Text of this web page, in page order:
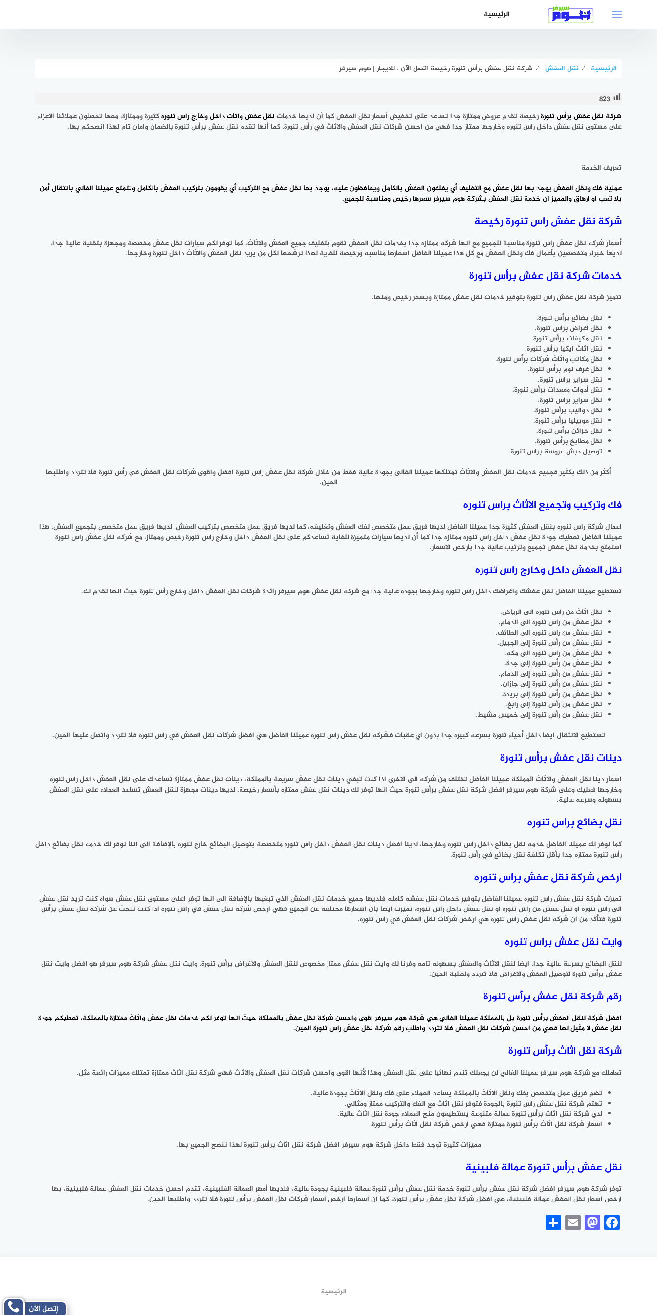
الرئيسية
الرئيسية ⁄ نقل العفش ⁄ شركة نقل عفش برأس تنورة رخيصة اتصل الآن : للايجار | هوم سيرفر
823
شركة نقل عفش برأس تنورةرخيصة تقدم عروض ممتازة جدا تساعد على تخفيض أسعار نقل العفش كما أن لديها خدمات نقل عفش واثاث داخل وخارج راس تنورهكثيرة وممتازة، معها تحصلون عملائنا الاعزاء
على مستوى نقل عفش داخل راس تنوره وخارجها ممتاز جدا فهي من احسن شركات نقل العفش والاثاث في رأس تنورة، كما أنها تقدم نقل عفش برأس تنورة بالضمان وامان تام لهذا انصحكم بها.
تعريف الخدمة
عملية فك ونقل العفش يوجد بها نقل عفش مع التغليفأي يغلفون العفش بالكامل ويحافظون عليه، يوجد بها نقل عفش مع التركيب أي يقومون بتركيب العفش بالكامل وتتمتع عميلنا الغالي بانتقال أمن
بلا تعب او ارهاق والمميز ان خدمة نقل العفش بشركة هوم سيرفر سعرها رخيص ومناسبة للجميع.
شركة نقل عفش راس تنورة رخيصة
أسعار شركه نقل عفش راس تنورة مناسبة للجميع مع انها شركه ممتازه جدا بخدمات نقل العفش تقوم بتغليف جميع العفش والاثاث، كما توفر لكم سيارات نقل عفش مخصصة ومجهزة بتقنية عالية جدا،
لديها خبراء متخصصين بأعمال فك ونقل العفش مع كل هذا عميلنا الفاضل اسعارها مناسبه ورخيصة للغاية لهذا نرشحها لكل من يريد نقل العفش والاثاث داخل تنورة وخارجها.
خدمات شركة نقل عفش برأس تنورة
تتميز شركة نقل عفش راس تنورة بتوفير خدمات نقل عفش ممتازة وبسعر رخيص ومنها.
نقل بضائع برأس تنورة.
نقل اغراض براس تنورة.
نقل مكيفات برأس تنورة.
نقل اثاث ايكيا برأس تنورة.
نقل مكاتب واثاث شركات برأس تنورة.
نقل غرف نوم برأس تنورة.
نقل سراير براس تنورة.
نقل أدوات ومعدات برأس تنورة.
نقل سراير براس تنورة.
نقل دواليب برأس تنورة.
نقل موبيليا برأس تنورة.
نقل خزائن برأس تنورة.
نقل مطابخ برأس تنورة.
توصيل دبش عروسة براس تنورة.
أكثر من ذلك بكثير فجميع خدمات نقل العفش والاثاث تمتلكها عميلنا الغالي بجودة عالية فقط من خلال شركة نقل عفش راس تنورة افضل واقوى شركات نقل العفش في رأس تنورة فلا تتردد واطلبها
الحين.
فك وتركيب وتجميع الاثاث براس تنوره
اعمال شركة راس تنوره بنقل العفش كثيرة جدا عميلنا الفاضل لديها فريق عمل متخصص لفك العفش وتغليفه، كما لديها فريق عمل متخصص بتركيب العفش، لديها فريق عمل متخصص بتجميع العفش، هذا
عميلنا الفاضل تعطيك جودة نقل عفش داخل راس تنوره ممتازه جدا كما أن لديها سيارات متميزة للغاية تساعدكم على نقل العفش داخل وخارج راس تنورة رخيص وممتاز، مع شركه نقل عفش راس تنورة
استمتع بخدمة نقل عفش تجميع وترتيب عالية جدا بارخص الاسعار.
نقل العفش داخل وخارج راس تنوره
تستطيع عميلنا الفاضل نقل عفشك واغراضك داخل راس تنوره وخارجها بجوده عالية جدا مع شركه نقل عفش هوم سيرفر رائدة شركات نقل العفش داخل وخارج رأس تنورة حيث انها تقدم لك.
نقل اثاث من راس تنوره الى الرياض.
نقل عفش من راس تنوره الى الدمام.
نقل عفش من راس تنوره الى الطائف.
نقل عفش من رأس تنورة إلى الجبيل.
نقل عفش من راس تنوره الى مكه.
نقل عفش من رأس تنورة إلى جدة.
نقل عفش من رأس تنوره إلى الدمام.
نقل عفش من رأس تنورة إلى جازان.
نقل عفش من رأس تنورة إلى بريدة.
نقل عفش من رأس تنورة إلى رابغ.
نقل عفش من رأس تنورة إلى خميس مشيط.
تستطيع الانتقال ايضا داخل أحياء تنورة بسرعه كبيره جدا بدون اي عقبات فشركه نقل عفش راس تنوره عميلنا الفاضل هي افضل شركات نقل العفش في راس تنوره فلا تتردد واتصل عليها الحين.
دينات نقل عفش برأس تنورة
اسعار دينا نقل العفش والاثاث المملكة عميلنا الفاضل تختلف من شركه الى الاخرى اذا كنت تبغي دينات نقل عفش سريعة بالمملكة، دينات نقل عفش ممتازة تساعدك على نقل العفش داخل راس تنوره
وخارجها فعليك وعلى شركة هوم سيرفر افضل شركة نقل عفش برأس تنورة حيث انها توفر لك دينات نقل عفش ممتازه بأسعار رخيصة، لديها دينات مجهزة لنقل العفش تساعد العملاء على نقل العفش
بسهوله وسرعه عالية.
نقل بضائع براس تنوره
كما نوفر لك عميلنا الفاضل خدمه نقل بضائع داخل راس تنوره وخارجها، لدينا افضل دينات نقل العفش داخل راس تنوره متخصصة بتوصيل البضائع خارج تنوره بالإضافة الى اننا نوفر لك خدمه نقل بضائع داخل
رأس تنورة ممتازه جدا بأقل تكلفة نقل بضائع في رأس تنورة.
ارخص شركة نقل عفش براس تنوره
تميزت شركة نقل عفش راس تنوره عميلنا الفاضل بتوفير خدمات نقل عفشه كامله فلديها جميع خدمات نقل العفش الذي تبغيها بالإضافة الى انها توفر اعلى مستوى نقل عفش سواء كنت تريد نقل عفش
الى راس تنوره او نقل عفش من راس تنوره او نقل عفش داخل راس تنوره، تميزت ايضا بان اسعارها مختلفة عن الجميع فهي ارخص شركة نقل عفش في راس تنوره اذا كنت تبحث عن شركة نقل عفش برأس
تنورة فتأكد من ان شركه نقل عفش راس تنوره هي ارخص شركات نقل العفش في راس تنوره.
وايت نقل عفش براس تنوره
لنقل البضائع بسرعة عالية جدا، ايضا لنقل الاثاث والعفش بسهوله تامه وفرنا لك وايت نقل عفش ممتاز مخصوص لنقل العفش والاغراض برأس تنورة، وايت نقل عفش شركة هوم سيرفر هو افضل وايت نقل
عفش برأس تنورة لتوصيل العفش والاغراض فلا تتردد ولطلبة الحين.
رقم شركة نقل عفش برأس تنورة
افضل شركة لنقل العفش برأس تنورة بل بالمملكة عميلنا الغالي هي شركة هوم سيرفر اقوى واحسن شركة نقل عفش بالمملكة حيث انها توفر لكم خدمات نقل عفش واثاث ممتازة بالمملكة، تعطيكم جودة
نقل عفش لا مثيل لها فهي من احسن شركات نقل العفش فلا تتردد واطلب رقم شركة نقل عفش راس تنورة الحين.
شركة نقل اثاث برأس تنورة
تعاملك مع شركة هوم سيرفر عميلنا الغالي لن يجعلك تندم نهائيا على نقل العفش وهذا لأنها اقوى واحسن شركات نقل العفش والاثاث فهي شركة نقل اثاث ممتازة تمتلك مميزات رائعة مثل.
تضم فريق عمل متخصص بفك ونقل الاثاث بالمملكة يساعد العملاء على فك ونقل الاثاث بجودة عالية.
تهتم شركة نقل عفش راس تنورة بالجودة فتوفر نقل اثاث مع الفك والتركيب ممتاز ومثالي.
لدي شركة نقل اثاث برأس تنورة عمالة متنوعة يستطيعون منح العملاء جودة نقل اثاث عالية.
اسعار شركة نقل اثاث برأس تنورة ممتازة فهي ارخص شركة نقل اثاث برأس تنورة.
مميزات كثيرة توجد فقط داخل شركة هوم سيرفر افضل شركة نقل اثاث برأس تنورة لهذا ننصح الجميع بها.
نقل عفش برأس تنورة عمالة فلبينية
توفر شركة هوم سيرفر افضل شركة نقل عفش برأس تنورة خدمة نقل عفش برأس تنورة عمالة فلبينية بجودة عالية، فلديها أمهر العمالة الفلبينية، تقدم احسن خدمات نقل العفش عمالة فلبينية، بها
ارخص اسعار نقل العفش عمالة فلبينية، هي افضل شركة نقل عفش برأس تنورة، كما ان اسعارها ارخص اسعار شركات نقل العفش برأس تنورة فلا تتردد واطلبها الحين.
Facebook
Mastodon
Email
الرئيسية
إتصل الآن